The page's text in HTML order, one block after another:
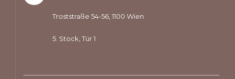
Troststraße 54-56, 1100 Wien
5. Stock, Tür 1